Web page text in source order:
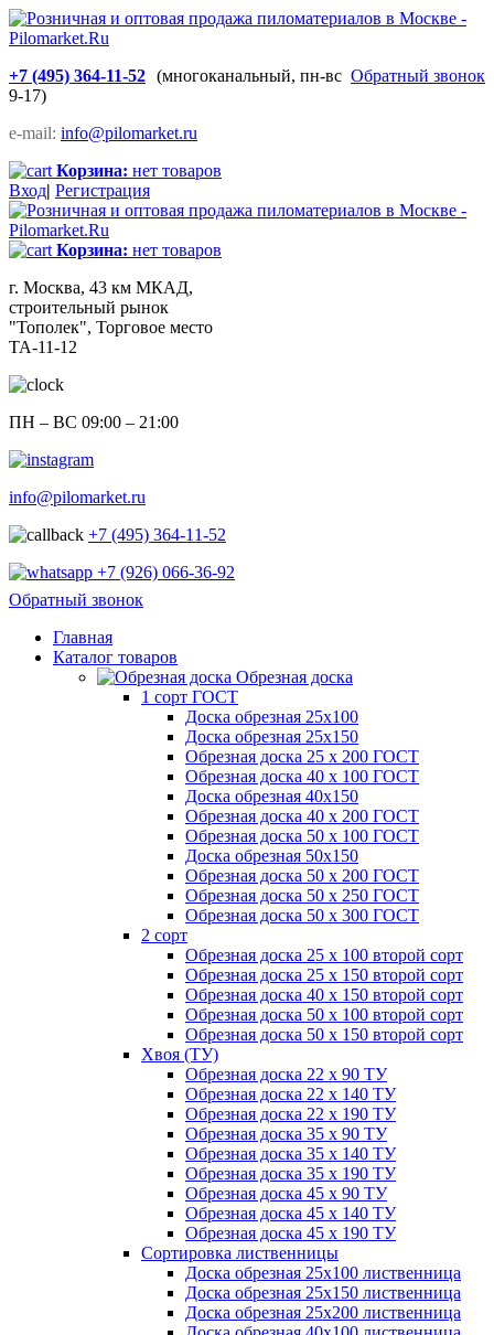
+7 (495) 364-11-52 Обратный звонок
(многоканальный, пн-вс
9-17)
e-mail: info@pilomarket.ru
Корзина: нет товаров
Вход| Регистрация
Корзина: нет товаров
г. Москва, 43 км МКАД,
строительный рынок
"Тополек", Торговое место
ТА-11-12
ПН – ВС 09:00 – 21:00
info@pilomarket.ru
+7 (495) 364-11-52
+7 (926) 066-36-92
Обратный звонок
Главная
Каталог товаров
Обрезная доска
1 сорт ГОСТ
Доска обрезная 25х100
Доска обрезная 25х150
Обрезная доска 25 х 200 ГОСТ
Обрезная доска 40 х 100 ГОСТ
Доска обрезная 40х150
Обрезная доска 40 х 200 ГОСТ
Обрезная доска 50 х 100 ГОСТ
Доска обрезная 50х150
Обрезная доска 50 х 200 ГОСТ
Обрезная доска 50 х 250 ГОСТ
Обрезная доска 50 х 300 ГОСТ
2 сорт
Обрезная доска 25 х 100 второй сорт
Обрезная доска 25 х 150 второй сорт
Обрезная доска 40 х 150 второй сорт
Обрезная доска 50 х 100 второй сорт
Обрезная доска 50 х 150 второй сорт
Хвоя (ТУ)
Обрезная доска 22 х 90 ТУ
Обрезная доска 22 х 140 ТУ
Обрезная доска 22 х 190 ТУ
Обрезная доска 35 х 90 ТУ
Обрезная доска 35 х 140 ТУ
Обрезная доска 35 х 190 ТУ
Обрезная доска 45 х 90 ТУ
Обрезная доска 45 х 140 ТУ
Обрезная доска 45 х 190 ТУ
Сортировка лиственницы
Доска обрезная 25х100 лиственница
Доска обрезная 25х150 лиственница
Доска обрезная 25х200 лиственница